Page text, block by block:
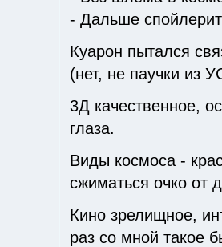
- Дальше
Куарон пытался
(нет, не паучки из
3Д качественное,
глаза.
Виды космоса -
сжиматься очко от
Кино зрелищное,
раз со мной такое